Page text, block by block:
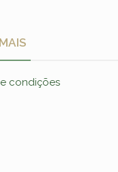
condições